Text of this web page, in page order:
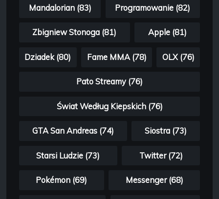
Mandalorian (83) Programowanie (82)
Zbigniew Stonoga (81) Apple (81)
Dziadek (80) Fame MMA (78) OLX (76)
Pato Streamy (76)
Świat Według Kiepskich (76)
GTA San Andreas (74) Siostra (73)
Starsi Ludzie (73) Twitter (72)
Pokémon (69) Messenger (68)